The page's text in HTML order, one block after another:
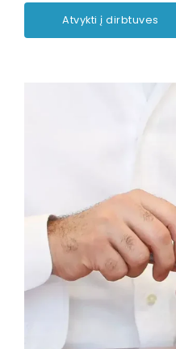
Atvykti į dirbtuves